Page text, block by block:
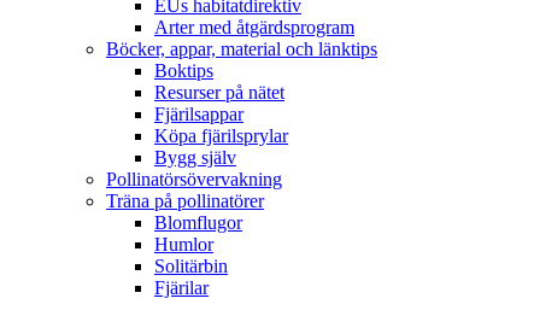
EUs habitatdirektiv
Arter med åtgärdsprogram
Böcker, appar, material och länktips
Boktips
Resurser på nätet
Fjärilsappar
Köpa fjärilsprylar
Bygg själv
Pollinatörsövervakning
Träna på pollinatörer
Blomflugor
Humlor
Solitärbin
Fjärilar